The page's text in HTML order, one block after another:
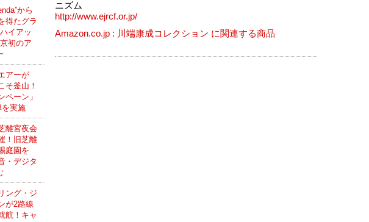
から
得たグラ
イアッ
初のア
アーが
そ釜山！
ペーン」
を実施
離宮夜会
！旧芝離
庭園を
・デジタ
ング・ジ
が2路線
航！キャ
ニズム
http://www.ejrcf.or.jp/
Amazon.co.jp : 川端康成コレクション に関連する商品